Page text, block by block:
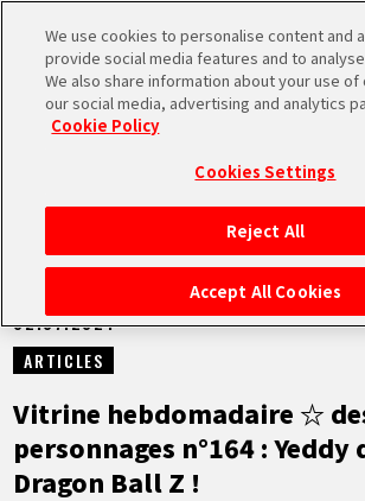
ACCUEIL
NEWS
À NE PAS MANQUER
VIDÉOS
NEWS
02.07.2024
ARTICLES
Vitrine hebdomadaire ☆
personnages n°164 :
Dragon Ball Z !
We use cookies to personalise content and
provide social media features and to
We also share information about your use of
our social media, advertising and analytics
Cookie Policy
Cookies Settings
Reject All
Accept All Cookies